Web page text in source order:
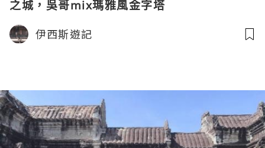
之城，吳哥mix瑪雅風金字塔
伊西斯遊記